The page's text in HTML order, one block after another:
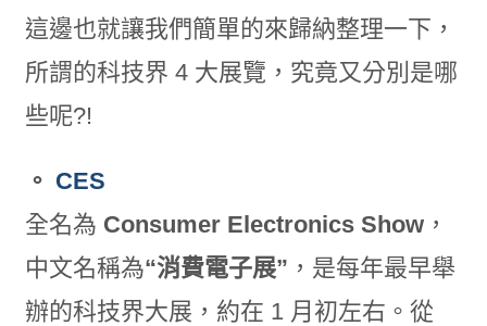
這邊也就讓我們簡單的來歸納整理一下，
所謂的科技界 4 大展覽，究竟又分別是哪
些呢?!
。 CES
全名為 Consumer Electronics Show，
中文名稱為“消費電子展” ，是每年最早舉
辦的科技界大展，約在 1 月初左右。從